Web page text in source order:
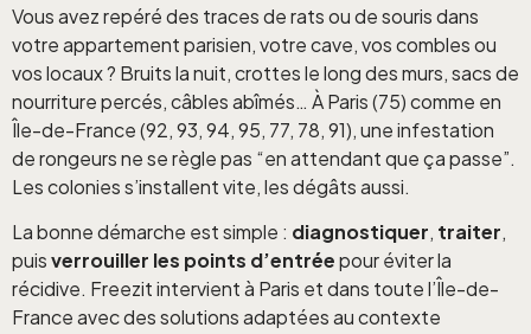
Vous avez repéré des traces de rats ou de souris dans
votre appartement parisien, votre cave, vos combles ou
vos locaux ? Bruits la nuit, crottes le long des murs, sacs de
nourriture percés, câbles abîmés… À Paris (75) comme en
Île-de-France (92, 93, 94, 95, 77, 78, 91), une infestation
de rongeurs ne se règle pas “en attendant que ça passe”.
Les colonies s’installent vite, les dégâts aussi.
La bonne démarche est simple : diagnostiquer, traiter,
puisverrouiller les points d’entréepour éviter la
récidive. Freezit intervient à Paris et dans toute l’Île-de-
France avec des solutions adaptées au contexte